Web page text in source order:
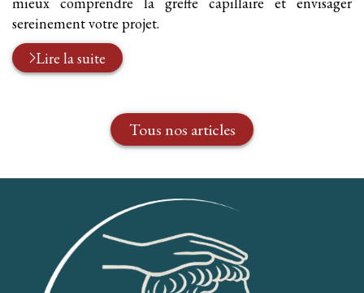
sereinement votre projet.
Lire la suite
Tous nos articles